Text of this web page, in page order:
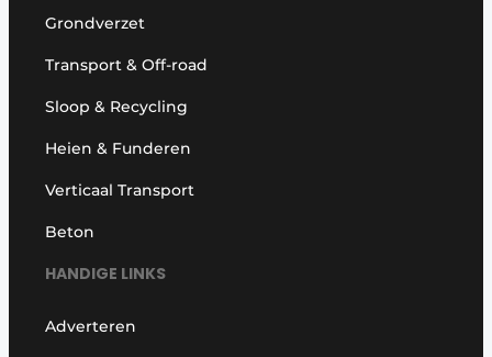
Grondverzet
Transport & Off-road
Sloop & Recycling
Heien & Funderen
Verticaal Transport
Beton
HANDIGE LINKS
Adverteren